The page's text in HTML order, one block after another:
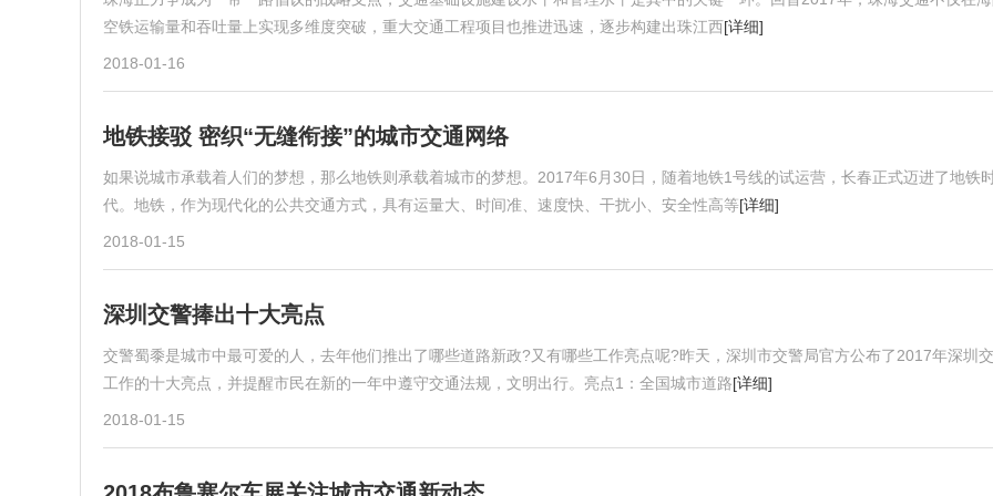
空铁运输量和吞吐量上实现多维度突破，重大交通工程项目也推进迅速，逐步构建出珠江西[详细]
2018-01-16
地铁接驳 密织“无缝衔接”的城市交通网络
如果说城市承载着人们的梦想，那么地铁则承载着城市的梦想。2017年6月30日，随着地铁1号线的试运营，长春正式迈进了地铁
代。地铁，作为现代化的公共交通方式，具有运量大、时间准、速度快、干扰小、安全性高等[详细]
2018-01-15
深圳交警捧出十大亮点
交警蜀黍是城市中最可爱的人，去年他们推出了哪些道路新政?又有哪些工作亮点呢?昨天，深圳市交警局官方公布了2017年深圳
工作的十大亮点，并提醒市民在新的一年中遵守交通法规，文明出行。亮点1：全国城市道路[详细]
2018-01-15